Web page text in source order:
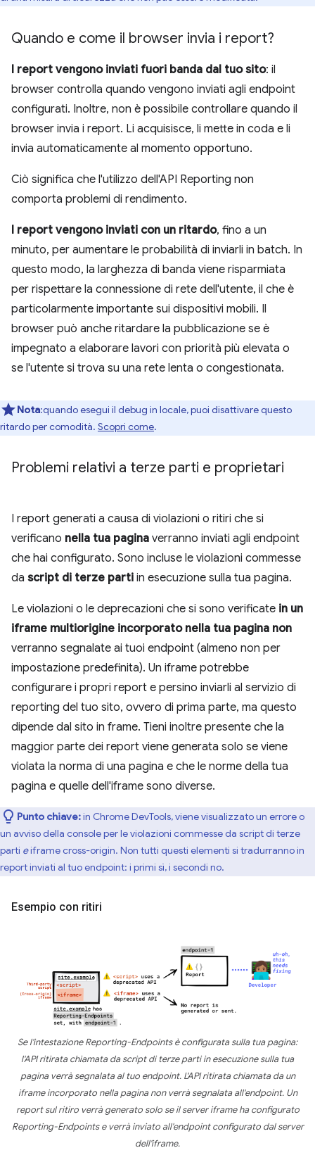
Quando e come il browser invia i report?
I report vengono inviati fuori banda dal tuo sito: il
browser controlla quando vengono inviati agli endpoint
configurati. Inoltre, non è possibile controllare quando il
browser invia i report. Li acquisisce, li mette in coda e li
invia automaticamente al momento opportuno.
Ciò significa che l'utilizzo dell'API Reporting non
comporta problemi di rendimento.
I report vengono inviati con un ritardo, fino a un
minuto, per aumentare le probabilità di inviarli in batch. In
questo modo, la larghezza di banda viene risparmiata
per rispettare la connessione di rete dell'utente, il che è
particolarmente importante sui dispositivi mobili. Il
browser può anche ritardare la pubblicazione se è
impegnato a elaborare lavori con priorità più elevata o
se l'utente si trova su una rete lenta o congestionata.
Nota:quando esegui il debug in locale, puoi disattivare questo
ritardo per comodità. Scopri come.
Problemi relativi a terze parti e proprietari
I report generati a causa di violazioni o ritiri che si
verificano nella tua pagina verranno inviati agli endpoint
che hai configurato. Sono incluse le violazioni commesse
da script di terze parti in esecuzione sulla tua pagina.
Le violazioni o le deprecazioni che si sono verificate in un
iframe multiorigine incorporato nella tua pagina non
verranno segnalate ai tuoi endpoint (almeno non per
impostazione predefinita). Un iframe potrebbe
configurare i propri report e persino inviarli al servizio di
reporting del tuo sito, ovvero di prima parte, ma questo
dipende dal sito in frame. Tieni inoltre presente che la
maggior parte dei report viene generata solo se viene
violata la norma di una pagina e che le norme della tua
pagina e quelle dell'iframe sono diverse.
Punto chiave:in Chrome DevTools, viene visualizzato un errore o
un avviso della console per le violazioni commesse da script di terze
parti eiframe cross-origin. Non tutti questi elementi si tradurranno in
report inviati al tuo endpoint: i primi sì, i secondi no.
Esempio con ritiri
Se l'intestazione Reporting-Endpoints è configurata sulla tua pagina:
l'API ritirata chiamata da script di terze parti in esecuzione sulla tua
pagina verrà segnalata al tuo endpoint. L'API ritirata chiamata da un
iframe incorporato nella pagina non verrà segnalata all'endpoint. Un
report sul ritiro verrà generato solo se il server iframe ha configurato
Reporting-Endpoints e verrà inviato all'endpoint configurato dal server
dell'iframe.